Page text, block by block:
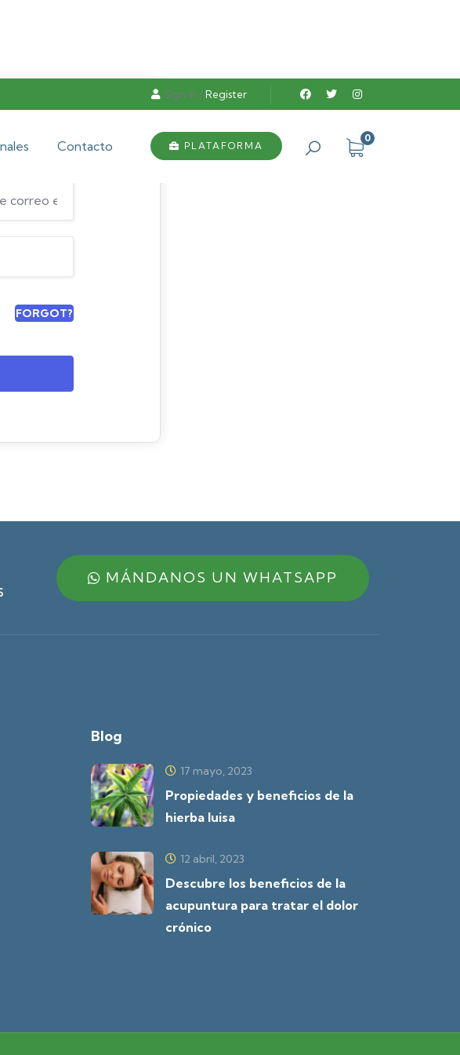
Sign in /Register
Contacto PLATAFORMA
0
FORGOT?
MÁNDANOS UN WHATSAPP
Blog
17 mayo, 2023
Propiedades y beneficios de la
hierba luisa
12 abril, 2023
Descubre los beneficios de la
acupuntura para tratar el dolor
crónico